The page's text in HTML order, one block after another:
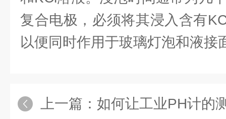
复合电极，必须将其浸入含有
以便同时作用于玻璃灯泡和液接
上一篇： 如何让工业PH计的